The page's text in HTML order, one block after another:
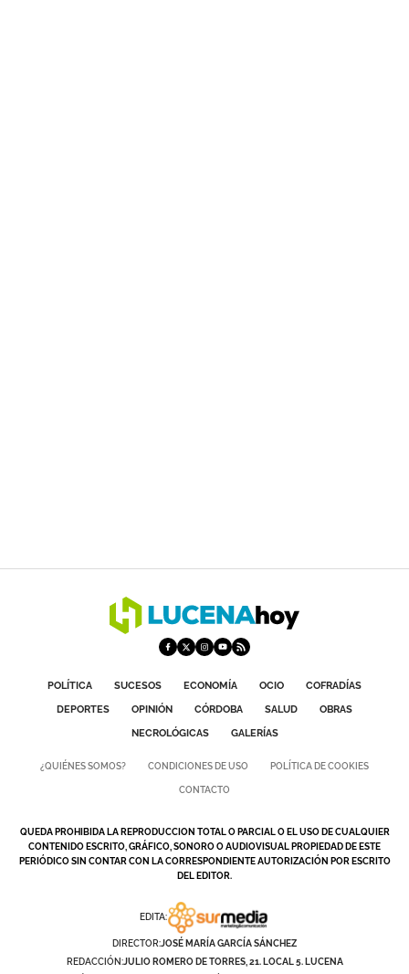
POLÍTICA SUCESOS ECONOMÍA OCIO
COFRADÍAS
DEPORTES
OPINIÓN CÓRDOBA SALUD
OBRAS
NECROLÓGICAS
GALERÍAS
¿QUIÉNES SOMOS? CONDICIONES DE USO POLÍTICA DE COOKIES
CONTACTO
QUEDA PROHIBIDA LA REPRODUCCION TOTAL O PARCIAL O EL USO DE CUALQUIER
CONTENIDO ESCRITO, GRÁFICO, SONORO O AUDIOVISUAL PROPIEDAD DE ESTE
PERIÓDICO SIN CONTAR CON LA CORRESPONDIENTE AUTORIZACIÓN POR ESCRITO
DEL EDITOR.
EDITA:
DIRECTOR:JOSÉ MARÍA GARCÍA SÁNCHEZ
REDACCIÓN:JULIO ROMERO DE TORRES, 21. LOCAL 5. LUCENA